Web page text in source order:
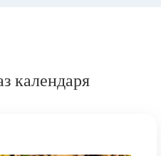
календаря